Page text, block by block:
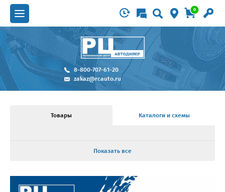
0
8-800-707-61-20
zakaz@rcauto.ru
Товары Каталоги и схемы
Показать все